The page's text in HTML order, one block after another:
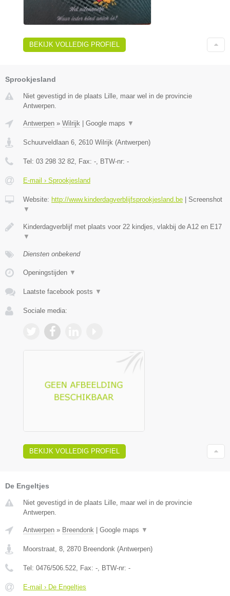
BEKIJK VOLLEDIG PROFIEL
Sprookjesland
Niet gevestigd in de plaats Lille, maar wel in de provincie
Antwerpen.
Antwerpen » Wilrijk Google maps ▼
Schuurveldlaan 6, 2610 Wilrijk (Antwerpen)
Tel: 03 298 32 82, Fax: -, BTW-nr: -
E-mail › Sprookjesland
Website: http://www.kinderdagverblijfsprookjesland.be
Screenshot
▼
Kinderdagverblijf met plaats voor 22 kindjes, vlakbij de A12 en E17
▼
Diensten onbekend
Openingstijden ▼
Laatste facebook posts ▼
Sociale media:
BEKIJK VOLLEDIG PROFIEL
De Engeltjes
Niet gevestigd in de plaats Lille, maar wel in de provincie
Antwerpen.
Antwerpen » Breendonk Google maps ▼
Moorstraat, 8, 2870 Breendonk (Antwerpen)
Tel: 0476/506.522, Fax: -, BTW-nr: -
E-mail › De Engeltjes